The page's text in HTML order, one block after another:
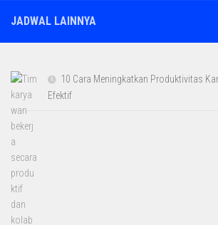
JADWAL LAINNYA
10 Cara Meningkatkan Produktivitas
Efektif